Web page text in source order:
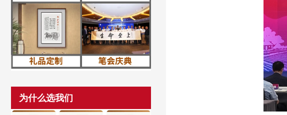
为什么选我们